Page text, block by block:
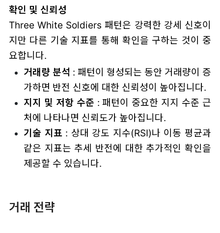
확인 및 신뢰성
Three White Soldiers 패턴은 강력한 강세 신호이
지만 다른 기술 지표를 통해 확인을 구하는 것이 중
요합니다.
거래량 분석 : 패턴이 형성되는 동안 거래량이 증
가하면 반전 신호에 대한 신뢰성이 높아집니다.
지지 및 저항 수준 : 패턴이 중요한 지지 수준 근
처에 나타나면 신뢰도가 높아집니다.
기술 지표: 상대 강도 지수(RSI)나 이동 평균과
같은 지표는 추세 반전에 대한 추가적인 확인을
제공할 수 있습니다.
거래 전략